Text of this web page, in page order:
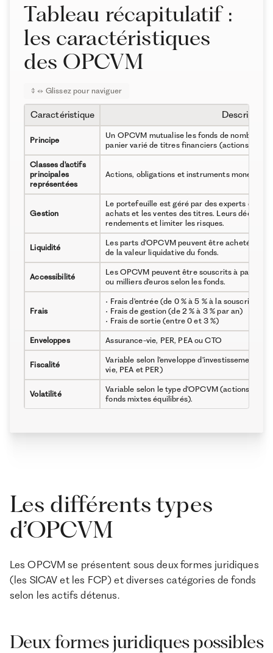
Tableau récapitulatif :
les caractéristiques
des OPCVM
Caractéristique Description
Principe
Un OPCVM mutualise les fonds de nombreux
panier varié de titres financiers (actions,
Classes d'actifs
principales
représentées
Actions, obligations et instruments monétaires
Gestion
Le portefeuille est géré par des experts de
achats et les ventes des titres. Leurs
rendements et limiter les risques.
Liquidité
Les parts d'OPCVM peuvent être achetées ou
de la valeur liquidative du fonds.
Accessibilité
Les OPCVM peuvent être souscrits à partir de
ou milliers d'euros selon les fonds.
Frais
• Frais d'entrée (de 0 % à 5 % à la souscription)
• Frais de gestion (de 2 % à 3 % par an)
• Frais de sortie (entre 0 et 3 %)
Enveloppes Assurance-vie, PER, PEA ou CTO
Fiscalité
Variable selon l'enveloppe d'investissement
vie, PEA et PER)
Volatilité
Variable selon le type d'OPCVM (actions très
fonds mixtes équilibrés).
Les différents types
d’OPCVM
Les OPCVM se présentent sous deux formes juridiques
(les SICAV et les FCP) et diverses catégories de fonds
selon les actifs détenus.
Deux formes juridiques possibles